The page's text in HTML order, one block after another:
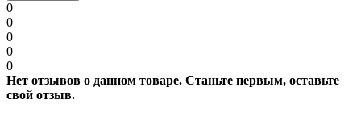
0
0
0
0
0
Нет отзывов о данном товаре. Станьте первым, оставьте
свой отзыв.